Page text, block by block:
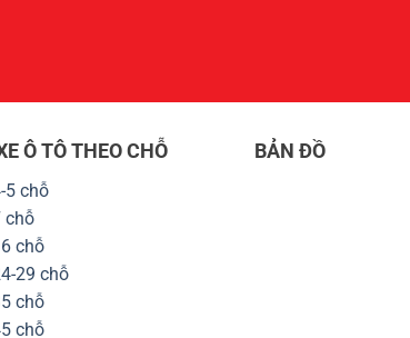
Ô TÔ THEO CHỖ
5 chỗ
chỗ
chỗ
29 chỗ
chỗ
chỗ
BẢN ĐỒ